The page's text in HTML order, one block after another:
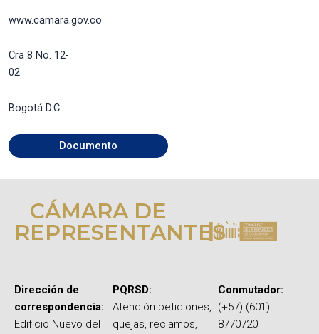
www.camara.gov.co
Cra 8 No. 12-
02
Bogotá D.C.
Documento
CÁMARA DE
REPRESENTANTES
Dirección de
correspondencia:
Edificio Nuevo del
PQRSD:
Atención peticiones,
quejas, reclamos,
Conmutador:
(+57) (601)
8770720